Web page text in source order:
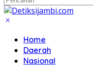
Home
Daerah
Nasional